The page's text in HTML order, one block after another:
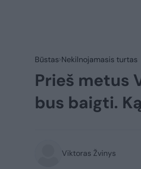
Būstas Nekilnojamasis turtas
Prieš metus
bus baigti.
Viktoras Žvinys